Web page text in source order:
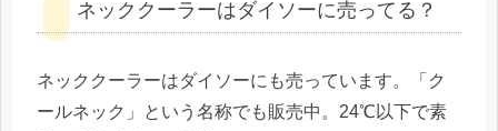
ネッククーラーはダイソーに売ってる？
ネッククーラーはダイソーにも売っています。「ク
ールネック」という名称でも販売中。24℃以下で素